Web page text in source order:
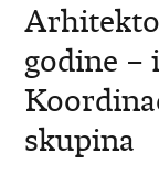
godine –
skupina